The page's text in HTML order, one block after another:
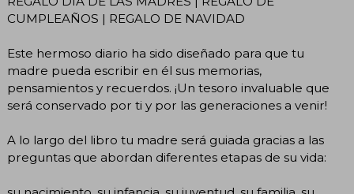
CUMPLEAÑOS | REGALO DE NAVIDAD
Este hermoso diario ha sido diseñado para que tu
madre pueda escribir en él sus memorias,
pensamientos y recuerdos. ¡Un tesoro invaluable que
será conservado por ti y por las generaciones a venir!
A lo largo del libro tu madre será guiada gracias a las
preguntas que abordan diferentes etapas de su vida: